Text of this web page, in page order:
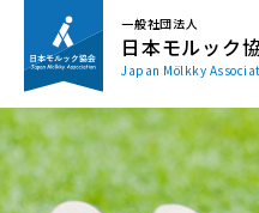
一般社団法人
日本モルック
Japan Mölkky